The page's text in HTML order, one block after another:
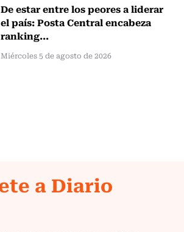
De estar entre los peores a liderar
el país: Posta Central encabeza
ranking...
Miércoles 5 de agosto de 2026